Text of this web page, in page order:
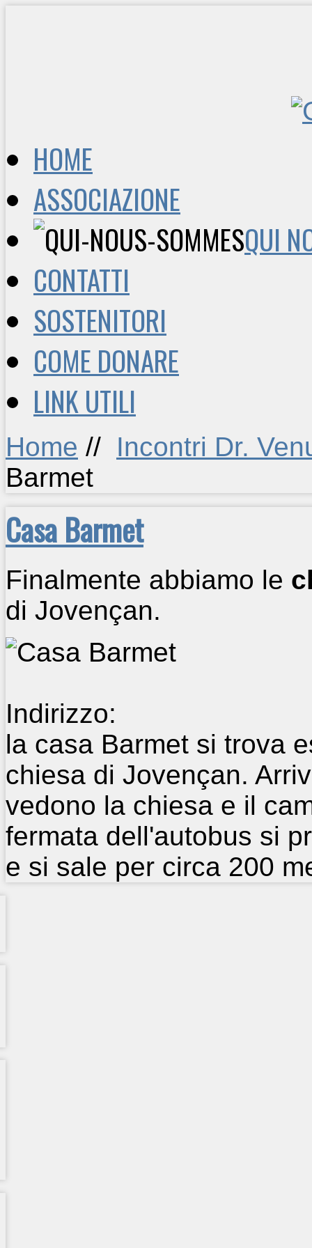
HOME
ASSOCIAZIONE
QUI
CONTATTI
SOSTENITORI
COME DONARE
LINK UTILI
Home // Incontri Dr.
Barmet
Casa Barmet
Finalmente abbiamo le
di Jovençan.
Indirizzo:
la casa Barmet si trova
chiesa di Jovençan.
vedono la chiesa e il
fermata dell'autobus si
e si sale per circa 200